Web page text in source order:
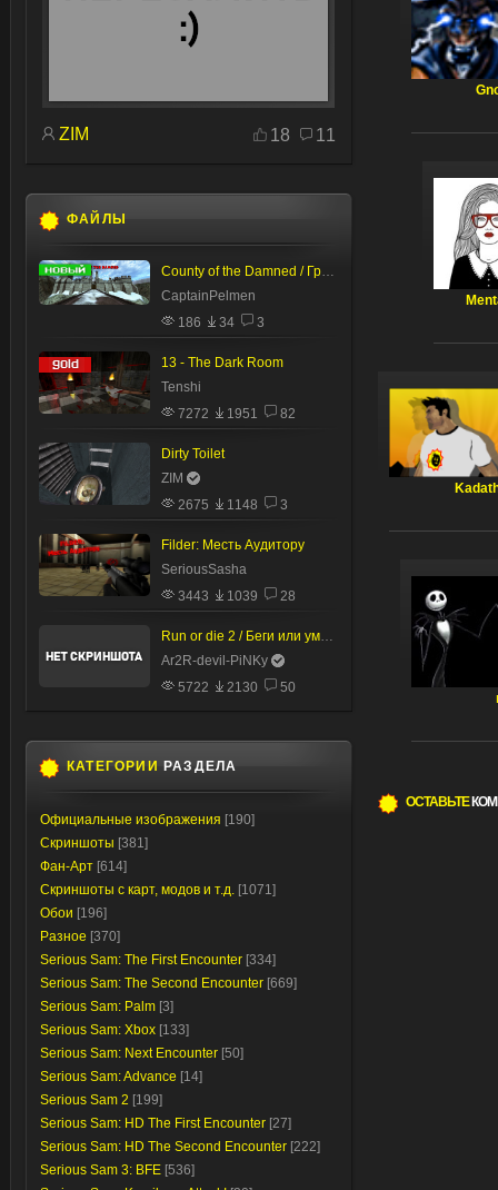
ОСТАВЬТЕ
ZIM 18 11
ФАЙЛЫ
County of the Damned / Графство Проклятых
CaptainPelmen
186
34 3
13 - The Dark Room
Tenshi
7272
1951 82
Dirty Toilet
ZIM
2675
1148 3
Filder: Месть Аудитору
SeriousSasha
3443
1039 28
Run or die 2 / Беги или умри 2
Ar2R-devil-PiNKy
5722
2130 50
КАТЕГОРИИ РАЗДЕЛА
Официальные изображения [190]
Скриншоты [381]
Фан-Арт [614]
Скриншоты с карт, модов и т.д. [1071]
Обои [196]
Разное [370]
Serious Sam: The First Encounter [334]
Serious Sam: The Second Encounter [669]
Serious Sam: Palm [3]
Serious Sam: Xbox [133]
Serious Sam: Next Encounter [50]
Serious Sam: Advance [14]
Serious Sam 2 [199]
Serious Sam: HD The First Encounter [27]
Serious Sam: HD The Second Encounter [222]
Serious Sam 3: BFE [536]